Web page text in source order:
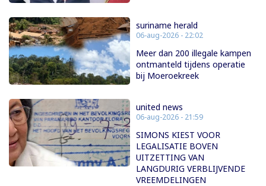
suriname herald
06-aug-2026 - 22:02
Meer dan 200 illegale kampen
ontmanteld tijdens operatie
bij Moeroekreek
united news
06-aug-2026 - 21:59
SIMONS KIEST VOOR
LEGALISATIE BOVEN
UITZETTING VAN
LANGDURIG VERBLIJVENDE
VREEMDELINGEN